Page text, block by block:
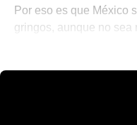
Por eso es que México
gringos, aunque no sea